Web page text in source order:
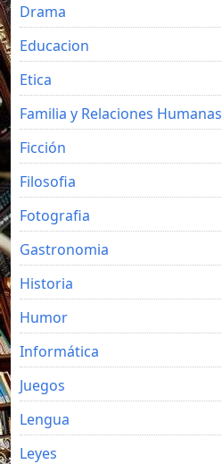
Drama
Educacion
Etica
Familia y Relaciones Humanas
Ficción
Filosofia
Fotografia
Gastronomia
Historia
Humor
Informática
Juegos
Lengua
Leyes